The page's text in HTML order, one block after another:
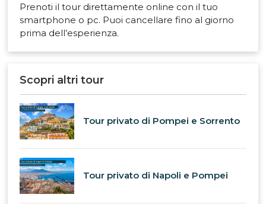
Prenoti il tour direttamente online con il tuo
smartphone o pc. Puoi cancellare fino al giorno
prima dell’esperienza.
Scopri altri tour
Tour privato di Pompei e Sorrento
Tour privato di Napoli e Pompei